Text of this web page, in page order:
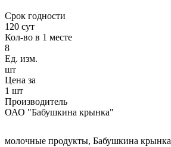
Срок годности
120 сут
Кол-во в 1 месте
8
Ед. изм.
шт
Цена за
1 шт
Производитель
ОАО "Бабушкина крынка"
молочные продукты, Бабушкина крынка